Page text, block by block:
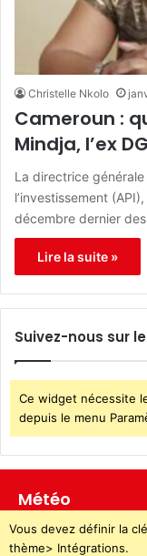
Christelle Nkolo
Cameroun :
Mindja, l’ex
La directrice
l’investissement
décembre dernier
Lire la suite »
Suivez-nous sur
Ce widget nécessite
depuis le menu
Météo
Vous devez définir la
thème> Intégrations.